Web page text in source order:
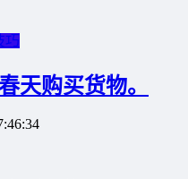
巧
天购买货物。